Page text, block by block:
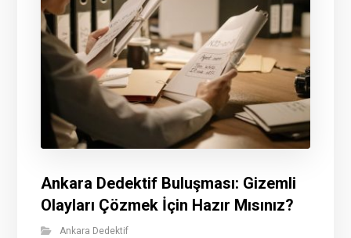
Ankara Dedektif Buluşması: Gizemli
Olayları Çözmek İçin Hazır Mısınız?
Ankara Dedektif